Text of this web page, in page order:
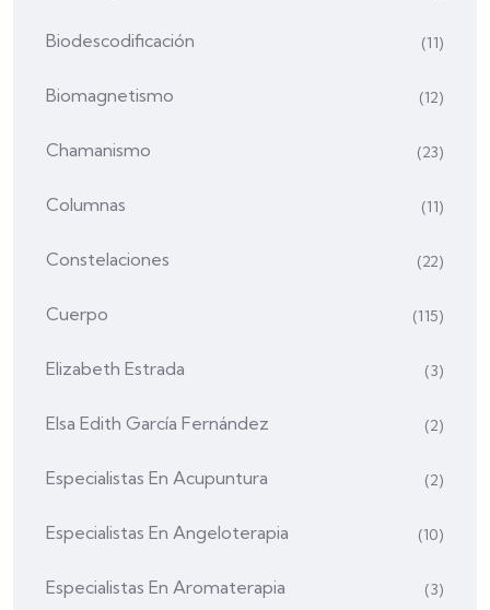
Biodescodificación (11)
Biomagnetismo (12)
Chamanismo (23)
Columnas (11)
Constelaciones (22)
Cuerpo (115)
Elizabeth Estrada (3)
Elsa Edith García Fernández (2)
Especialistas En Acupuntura (2)
Especialistas En Angeloterapia (10)
Especialistas En Aromaterapia (3)